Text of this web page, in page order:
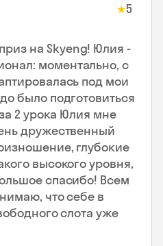
★5
на Skyeng! Юлия -
моментально, с
под мои
было подготовиться
2 урока Юлия мне
дружественный
глубокие
высокого уровня,
спасибо! Всем
что себе в
слота уже